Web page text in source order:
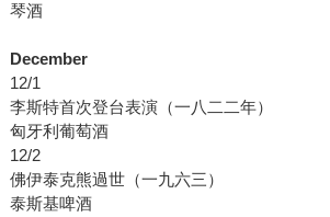
琴酒
December
12/1
李斯特首次登台表演（一八二二年）
匈牙利葡萄酒
12/2
佛伊泰克熊過世（一九六三）
泰斯基啤酒